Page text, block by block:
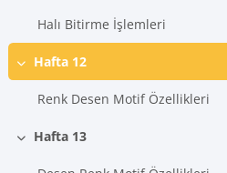
Halı Bitirme İşlemleri
Daralt
Hafta 12
Renk Desen Motif Özellikleri
Daralt
Hafta 13